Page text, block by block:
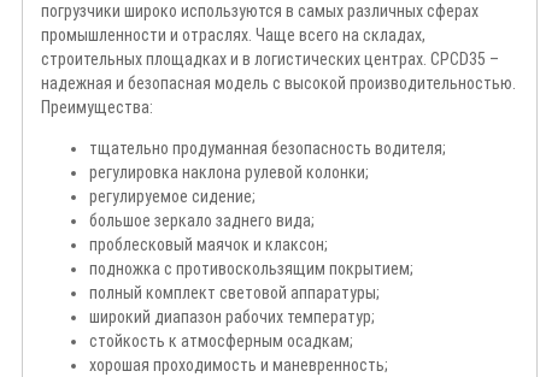
погрузчики широко используются в самых различных сферах
промышленности и отраслях. Чаще всего на складах,
строительных площадках и в логистических центрах. CPCD35 –
надежная и безопасная модель с высокой производительностью.
Преимущества:
тщательно продуманная безопасность водителя;
регулировка наклона рулевой колонки;
регулируемое сидение;
большое зеркало заднего вида;
проблесковый маячок и клаксон;
подножка с противоскользящим покрытием;
полный комплект световой аппаратуры;
широкий диапазон рабочих температур;
стойкость к атмосферным осадкам;
хорошая проходимость и маневренность;